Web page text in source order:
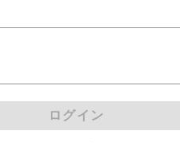
ログイン